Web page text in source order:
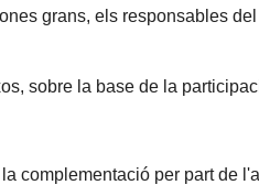
grans, els responsables
sobre la base de la
complementació per part de